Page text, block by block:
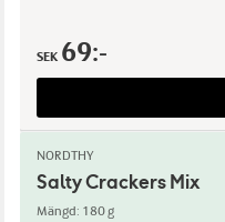
SEK 69:-
NORDTHY
Salty Crackers Mix
Mängd: 180 g